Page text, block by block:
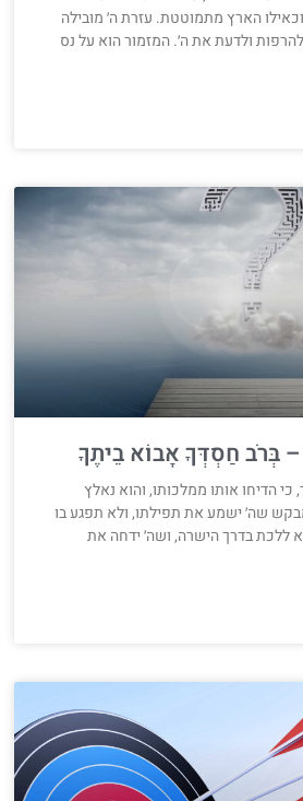
הארץ מתמוטטת. עזרת ה׳ מובילה
ולדעת את ה׳. המזמור הוא על נס
בְּרֹב חַסְדְּךָ אָבוֹא בֵיתֶךָ
כי הדיחו אותו ממלכותו, והוא נאלץ
שה׳ ישמע את תפילתו, ולא תפגע בו
ללכת בדרך הישרה, ושה׳ ידחה את